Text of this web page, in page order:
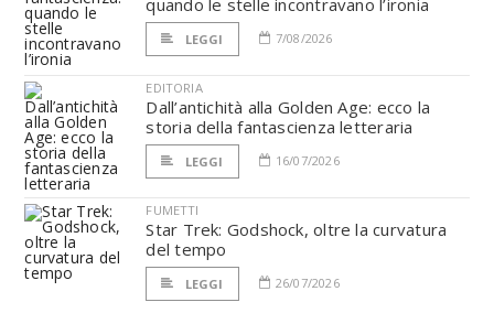
quando le stelle incontravano l’ironia
LEGGI 7/08/2026
EDITORIA
Dall’antichità alla Golden Age: ecco la
storia della fantascienza letteraria
LEGGI 16/07/2026
FUMETTI
Star Trek: Godshock, oltre la curvatura
del tempo
LEGGI 26/07/2026